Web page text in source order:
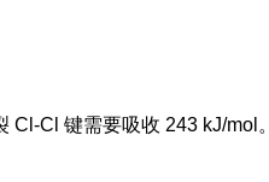
Cl-Cl 键需要吸收 243 kJ/mol。